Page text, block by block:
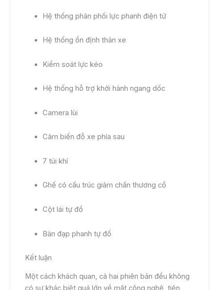
Hệ thống phân phối lực phanh điện tử
Hệ thống ổn định thân xe
Kiểm soát lực kéo
Hệ thống hỗ trợ khởi hành ngang dốc
Camera lùi
Cảm biến đỗ xe phía sau
7 túi khí
Ghế có cấu trúc giảm chấn thương cổ
Cột lái tự đổ
Bàn đạp phanh tự đổ
Kết luận
Một cách khách quan, cả hai phiên bản đều không